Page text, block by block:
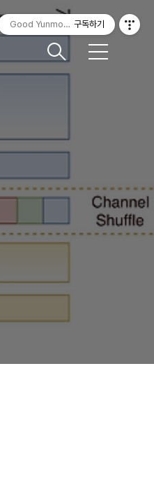
메
Good Yunmorning구독하기